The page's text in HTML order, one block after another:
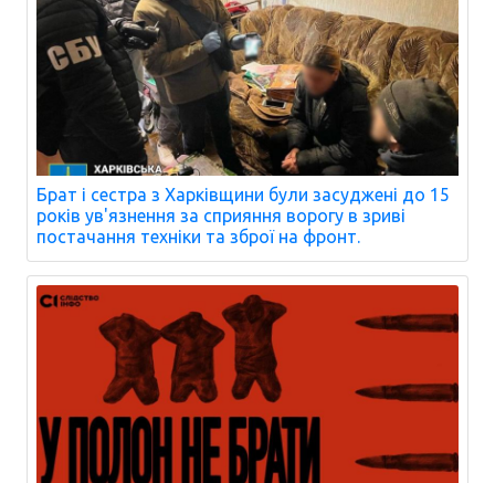
Брат і сестра з Харківщини були засуджені до 15
років ув'язнення за сприяння ворогу в зриві
постачання техніки та зброї на фронт.